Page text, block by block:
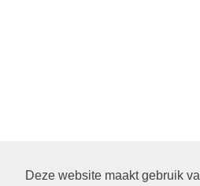
Deze website maakt gebruik